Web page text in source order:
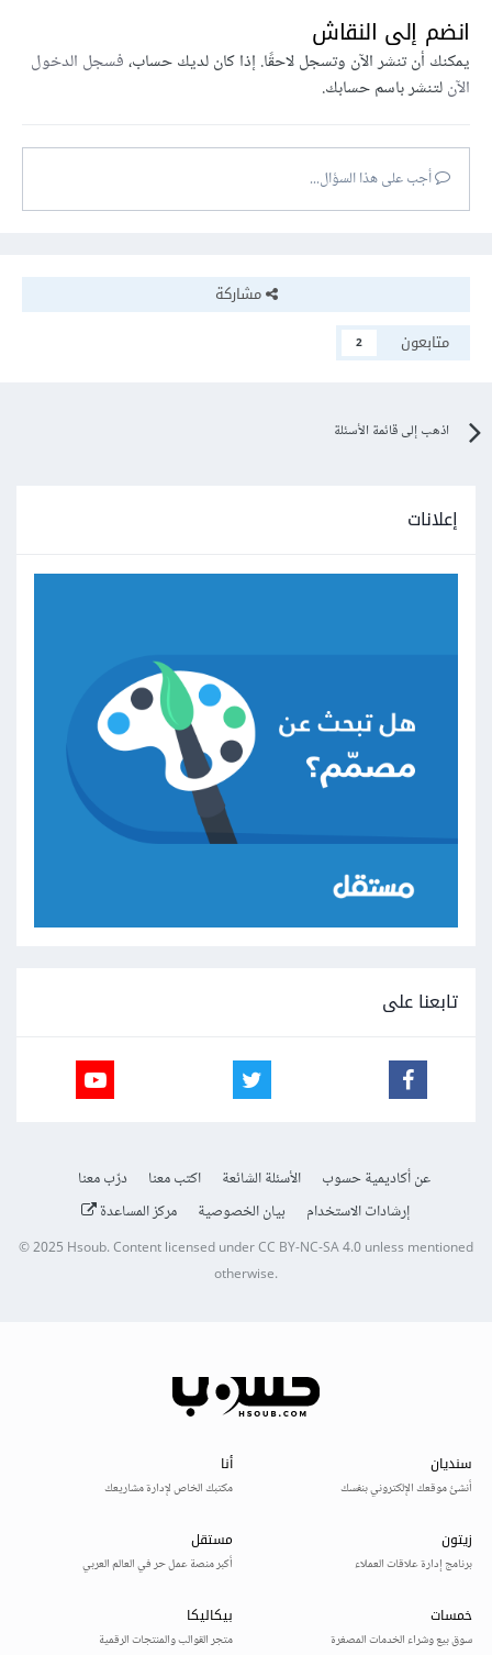
انضم إلى النقاش
يمكنك أن تنشر الآن وتسجل لاحقًا. إذا كان لديك حساب،فسجل الدخول
الآنلتنشر باسم حسابك.
أجب على هذا السؤال...
مشاركة
متابعون
2
اذهب إلى قائمة الأسئلة
إعلانات
تابعنا على
عن أكاديمية حسوب الأسئلة الشائعة اكتب معنا
درّب معنا
إرشادات الاستخدام
بيان الخصوصية مركز المساعدة
© 2025Hsoub.Content licensed underCC BY-NC-SA 4.0unless mentioned
otherwise.